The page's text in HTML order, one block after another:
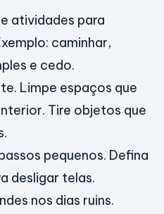
atividades para
caminhar,
e cedo.
Limpe espaços que
Tire objetos que
pequenos. Defina
desligar telas.
nos dias ruins.